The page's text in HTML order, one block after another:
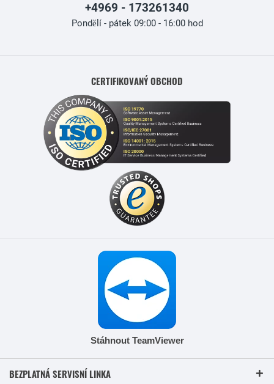
+4969 - 173261340
Pondělí - pátek 09:00 - 16:00 hod
CERTIFIKOVANÝ OBCHOD
Stáhnout TeamViewer
BEZPLATNÁ SERVISNÍ LINKA